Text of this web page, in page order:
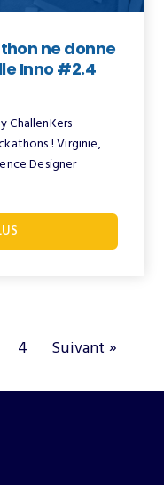
ne donne
Inno #2.4
ChallenKers
! Virginie,
Designer
4 Suivant »